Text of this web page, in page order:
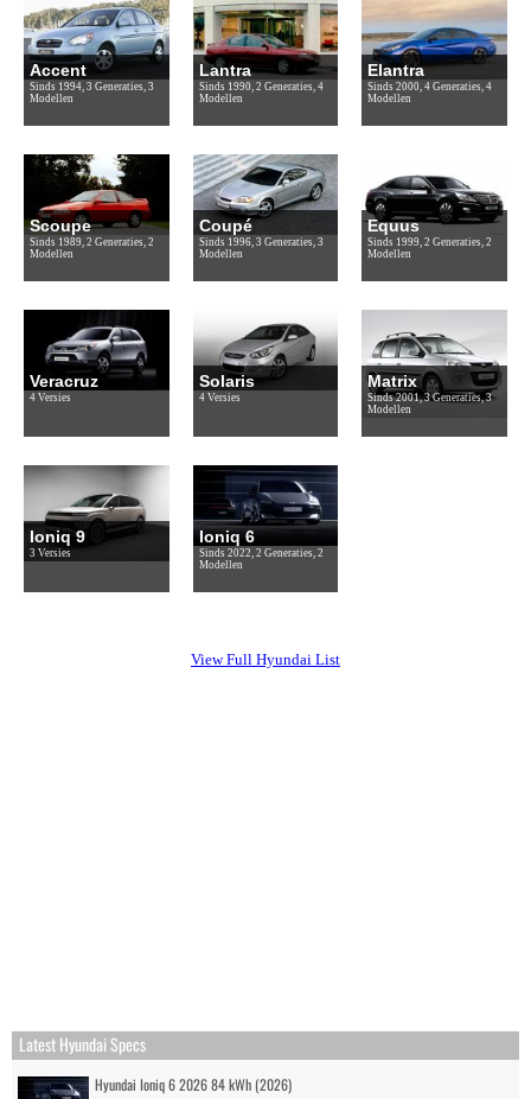
Accent
Sinds 1994, 3 Generaties, 3
Modellen
Lantra
Sinds 1990, 2 Generaties, 4
Modellen
Elantra
Sinds 2000, 4 Generaties, 4
Modellen
Scoupe
Sinds 1989, 2 Generaties, 2
Modellen
Coupé
Sinds 1996, 3 Generaties, 3
Modellen
Equus
Sinds 1999, 2 Generaties, 2
Modellen
Veracruz
4 Versies
Solaris
4 Versies
Matrix
Sinds 2001, 3 Generaties, 3
Modellen
Ioniq 9
3 Versies
Ioniq 6
Sinds 2022, 2 Generaties, 2
Modellen
View Full Hyundai List
Latest Hyundai Specs
Hyundai Ioniq 6 2026 84 kWh (2026)